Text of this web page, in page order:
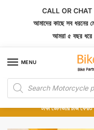
CALL OR
আমাদের কাছে সব ধরনের
আমরা ৫ বছর ধরে
MENU
Products
search
১০০% অরিজিনাল পার্টস – শোরুম থেকে
অর্ডার করার পর পার্টের ছবি দেখুন।
টাকা ডেলিভারি চার্জ